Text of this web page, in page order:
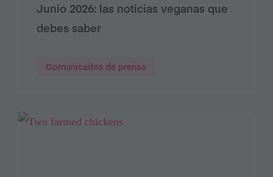
Junio 2026: las noticias veganas que
debes saber
Comunicados de prensa